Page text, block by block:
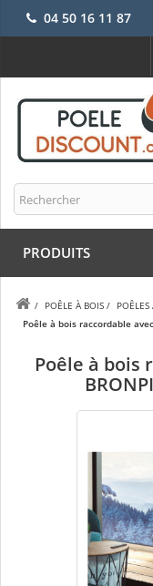
04 50 16 11 87
PRODUITS
/ POÊLE À BOIS /
Poêle à bois raccordable
Poêle à bois